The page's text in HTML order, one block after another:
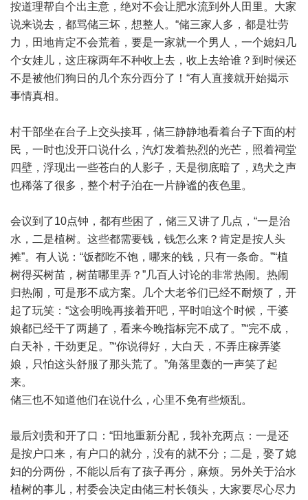
按道理帮自个出主意，绝对不会让肥水流到外人田里。大家
说来说去，都骂储三坏，想整人。“储三家人多，都是壮劳
力，田地肯定不会荒着，要是一家就一个男人，一个媳妇几
个女娃儿，这庄稼两年不种收上去，收上去给谁？到时候还
不是被他们狗日的几个东分西分了！“有人直接就开始揭示
事情真相。
村干部坐在台子上交头接耳，储三静静地看着台子下面的村
民，一时也没开口说什么，汽灯发着热烈的光芒，照着祠堂
四壁，浮现出一些苍白的人影子，天是彻底暗了，鸡犬之声
也稀落了很多，整个村子泊在一片静谧的夜色里。
会议到了10点钟，都有些困了，储三又讲了几点，“一是治
水，二是植树。这些都需要钱，钱怎么来？肯定是按人头
摊”。有人说：“饭都吃不饱，哪来的钱，只有一条命。”“植
树得买树苗，树苗哪里弄？”几百人讨论的非常热闹。热闹
归热闹，可是形不成方案。几个大老爷们已经不耐烦了，开
起了玩笑：“这会明晚再接着开吧，平时咱这个时候，干婆
娘都已经干了两趟了，看来今晚指标完不成了。”“完不成，
白天补，干劲更足。”“你说得好，大白天，不弄庄稼弄婆
娘，只怕这头舒服了那头荒了。”角落里轰的一声笑了起
来。
储三也不知道他们在说什么，心里不免有些烦乱。
最后刘贵和开了口：“田地重新分配，我补充两点：一是还
是按户口来，有户口的就分，没有的就不分；二是，娶了媳
妇的分两份，不能以后有了孩子再分，麻烦。另外关于治水
植树的事儿，村委会决定由储三村长领头，大家要尽心尽力